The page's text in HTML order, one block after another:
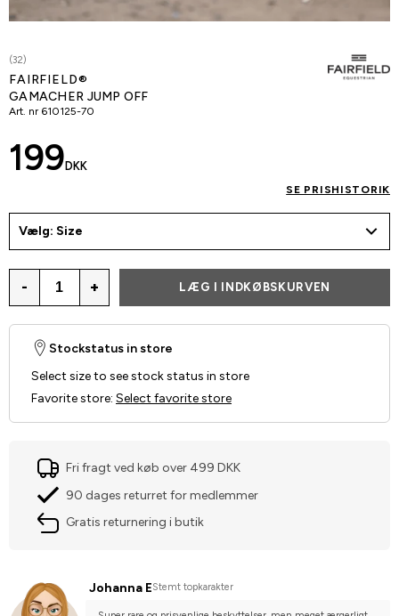
(32)
FAIRFIELD®
GAMACHER JUMP OFF
Art. nr 610125-70
199 DKK
SE PRISHISTORIK
Vælg: Size
- + LÆG I INDKØBSKURVEN
Stockstatus in store
Select size to see stock status in store
Favorite store: Select favorite store
Fri fragt ved køb over 499 DKK
90 dages returret for medlemmer
Gratis returnering i butik
Johanna EStemt topkarakter